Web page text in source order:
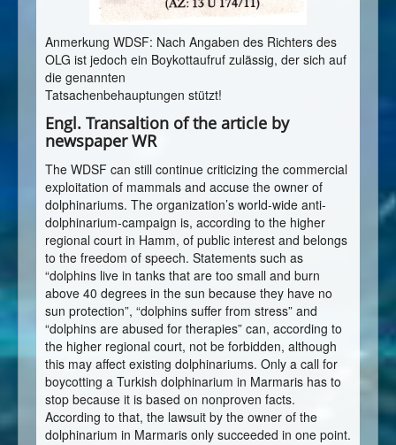
Anmerkung WDSF: Nach Angaben des Richters des
OLG ist jedoch ein Boykottaufruf zulässig, der sich auf
die genannten
Tatsachenbehauptungen stützt!
Engl. Transaltion of the article by
newspaper WR
The WDSF can still continue criticizing the commercial
exploitation of mammals and accuse the owner of
dolphinariums. The organization’s world-wide anti-
dolphinarium-campaign is, according to the higher
regional court in Hamm, of public interest and belongs
to the freedom of speech. Statements such as
“dolphins live in tanks that are too small and burn
above 40 degrees in the sun because they have no
sun protection”, “dolphins suffer from stress” and
“dolphins are abused for therapies” can, according to
the higher regional court, not be forbidden, although
this may affect existing dolphinariums. Only a call for
boycotting a Turkish dolphinarium in Marmaris has to
stop because it is based on nonproven facts.
According to that, the lawsuit by the owner of the
dolphinarium in Marmaris only succeeded in one point.